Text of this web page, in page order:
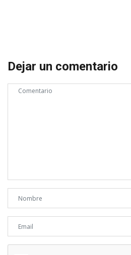
Dejar un comentario